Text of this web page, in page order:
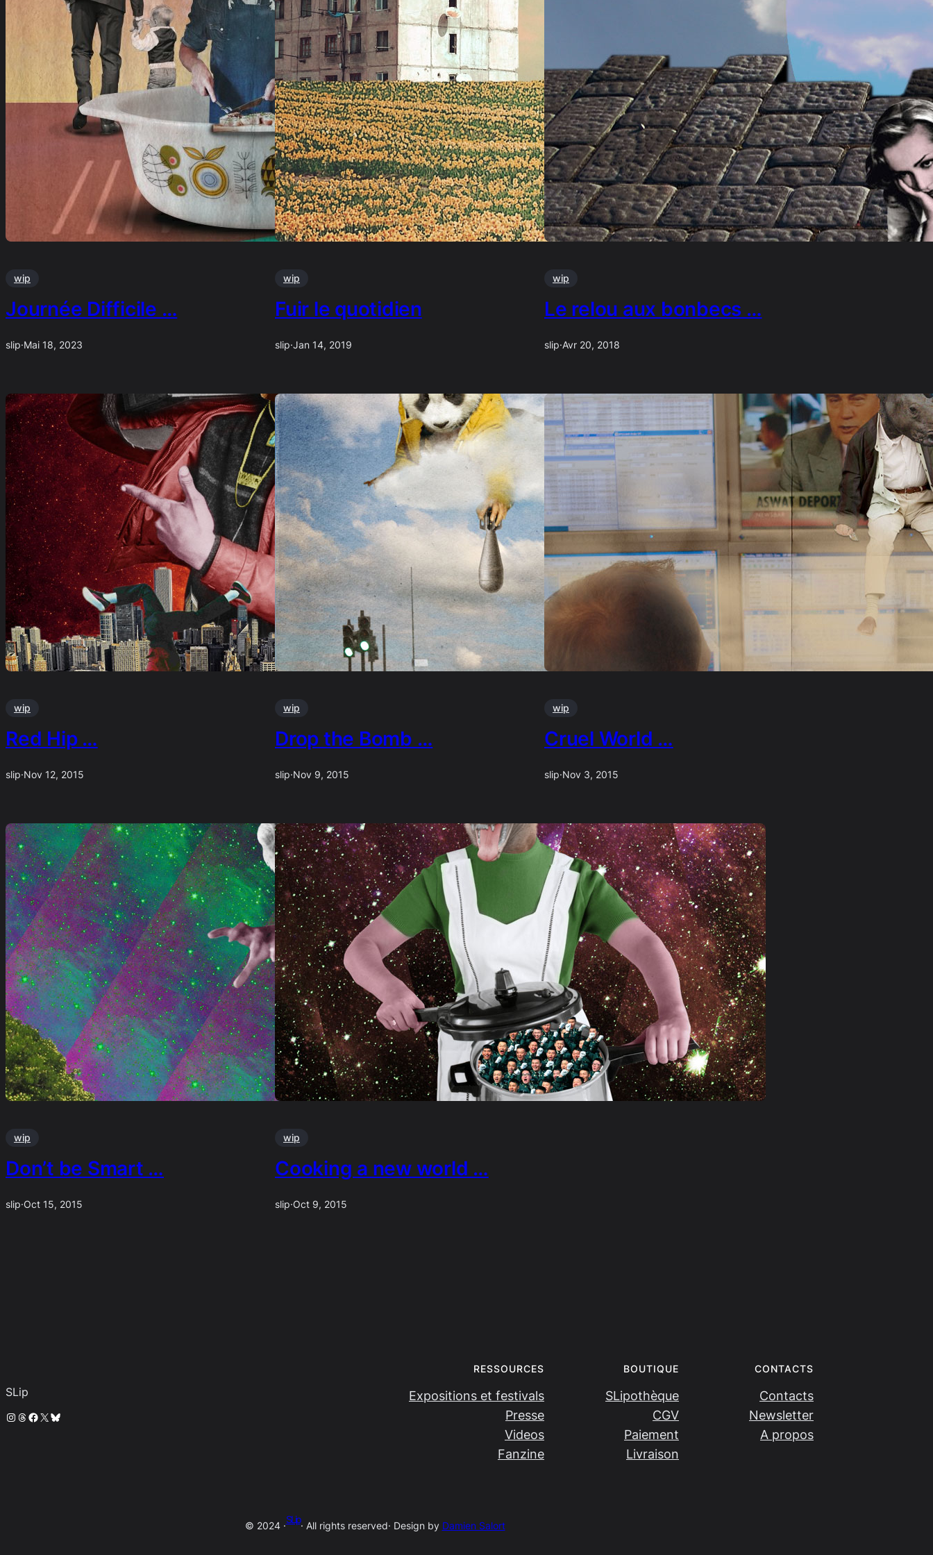
wip
Journée Difficile …
slip·Mai 18, 2023
wip
Fuir le quotidien
slip·Jan 14, 2019
wip
Le relou aux bonbecs …
slip·Avr 20, 2018
wip
Red Hip …
slip·Nov 12, 2015
wip
Drop the Bomb …
slip·Nov 9, 2015
wip
Cruel World …
slip·Nov 3, 2015
wip
Don’t be Smart …
slip·Oct 15, 2015
wip
Cooking a new world …
slip·Oct 9, 2015
SLip
Instagram
Threads
Facebook
X Bluesky
RESSOURCES
Expositions et festivals
Presse
Videos
Fanzine
BOUTIQUE
SLipothèque
CGV
Paiement
Livraison
CONTACTS
Contacts
Newsletter
A propos
© 2024 ·
SLip
· All rights reserved· Design by Damien Salort